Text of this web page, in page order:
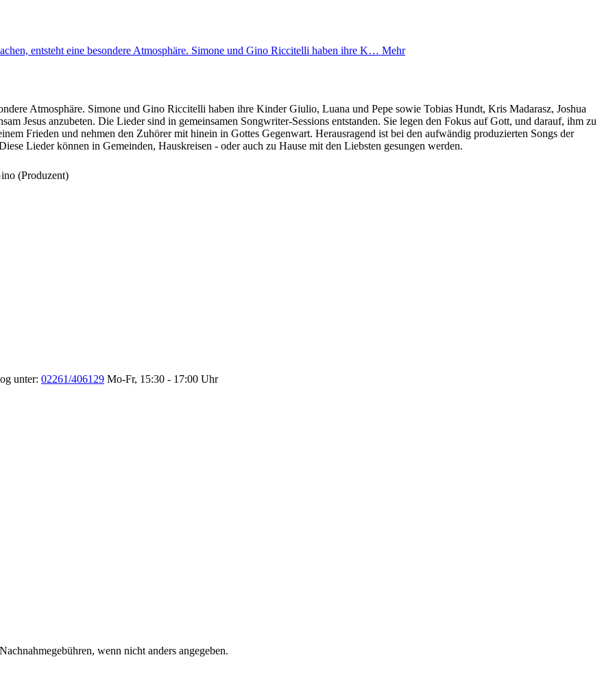
entsteht eine besondere Atmosphäre. Simone und Gino Riccitelli haben ihre K… Mehr
Atmosphäre. Simone und Gino Riccitelli haben ihre Kinder Giulio, Luana und Pepe sowie Tobias Hundt, Kris Madarasz, Joshua
Jesus anzubeten. Die Lieder sind in gemeinsamen Songwriter-Sessions entstanden. Sie legen den Fokus auf Gott, und darauf, ihm zu
Frieden und nehmen den Zuhörer mit hinein in Gottes Gegenwart. Herausragend ist bei den aufwändig produzierten Songs der
Lieder können in Gemeinden, Hauskreisen - oder auch zu Hause mit den Liebsten gesungen werden.
(Produzent)
unter: 02261/406129 Mo-Fr, 15:30 - 17:00 Uhr
wenn nicht anders angegeben.